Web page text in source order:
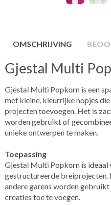
OMSCHRIJVING
Gjestal Multi
Gjestal Multi Popkorn is een
met kleine, kleurrijke nopjes
projecten toevoegen. Het is
worden gebruikt of
unieke ontwerpen te maken.
Toepassing
Gjestal Multi Popkorn is ideaal
gestructureerde breiprojecten.
andere garens worden
creaties toe te voegen.